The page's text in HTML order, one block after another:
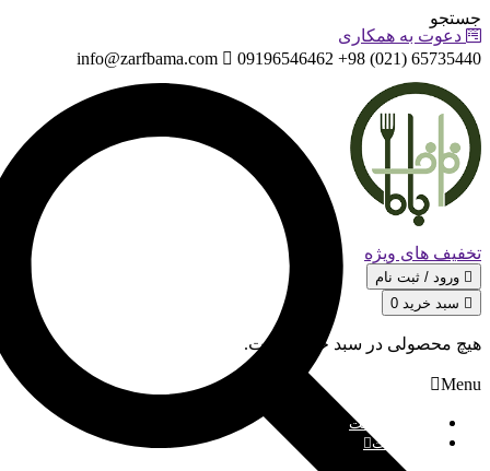
جستجو
دعوت به همکاری
65735440 (021) 98+ 09196546462
info@zarfbama.com
تخفیف های ویژه
سبد خرید 0
هیچ محصولی در سبد خرید نیست.
Menu
صفحه نخست
محصولات